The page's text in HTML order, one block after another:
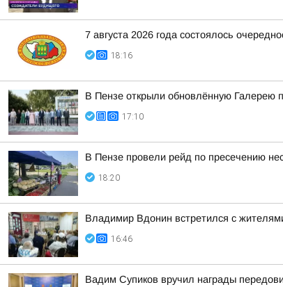
7 августа 2026 года состоялось
18:16
В Пензе открыли обновлённую Галерею
17:10
В Пензе провели рейд по пресечению
18:20
Владимир Вдонин встретился с
16:46
Вадим Супиков вручил награды